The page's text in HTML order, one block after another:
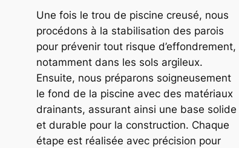
Une fois le trou de piscine creusé, nous
procédons à la stabilisation des parois
pour prévenir tout risque d’effondrement,
notamment dans les sols argileux.
Ensuite, nous préparons soigneusement
le fond de la piscine avec des matériaux
drainants, assurant ainsi une base solide
et durable pour la construction. Chaque
étape est réalisée avec précision pour